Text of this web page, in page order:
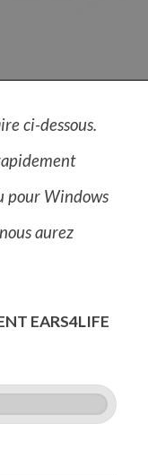
ci-dessous.
pour Windows
aurez
EARS4LIFE